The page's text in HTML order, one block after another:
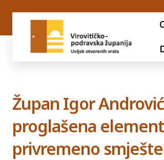
Župan Igor
proglašena
privremeno